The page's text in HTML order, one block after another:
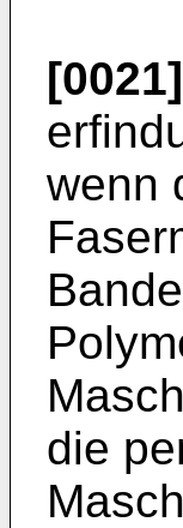
[0021]
wenn
die